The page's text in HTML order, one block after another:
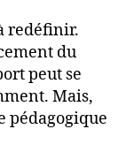
redéfinir.
du
peut se
Mais,
pédagogique